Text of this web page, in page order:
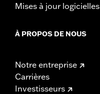
Mises à jour logicielles
À PROPOS DE NOUS
Notre entreprise
Carrières
Investisseurs